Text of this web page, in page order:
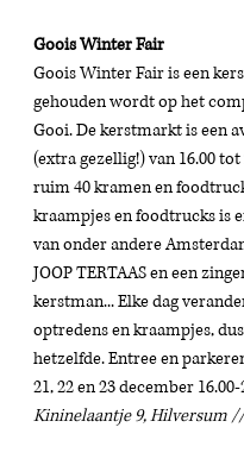
Goois Winter Fair
Goois Winter Fair is een
gehouden wordt op het
Gooi. De kerstmarkt is een
(extra gezellig!) van 16.00
ruim 40 kramen en
kraampjes en foodtrucks is
van onder andere
JOOP TERTAAS en een
kerstman... Elke dag
optredens en kraampjes,
hetzelfde. Entree en
21, 22 en 23 december
Kininelaantje 9, Hilversum